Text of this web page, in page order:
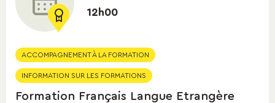
12h00
ACCOMPAGNEMENT À LA FORMATION
INFORMATION SUR LES FORMATIONS
Formation Français Langue Etrangère